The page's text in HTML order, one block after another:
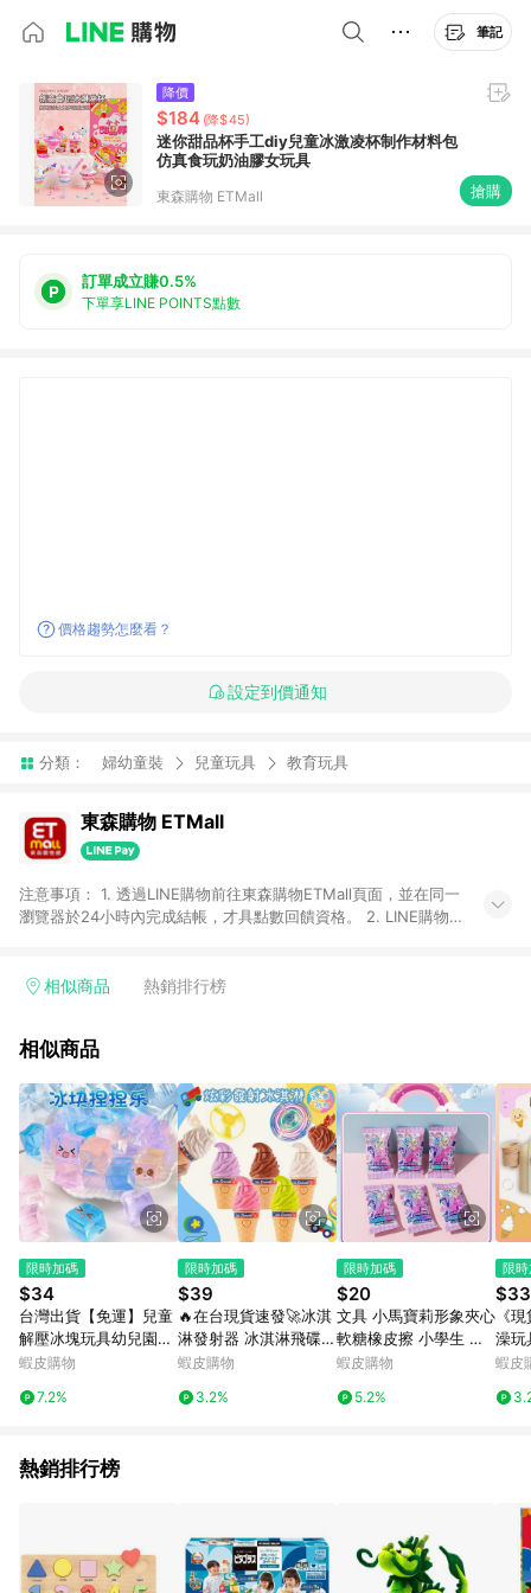
筆記
降價
$184 (降$45)
迷你甜品杯手工diy兒童冰激凌杯制作材料包
仿真食玩奶油膠女玩具
東森購物 ETMall 搶購
訂單成立賺0.5%
下單享LINE POINTS點數
價格趨勢怎麼看？
設定到價通知
分類： 婦幼童裝 兒童玩具 教育玩具
東森購物 ETMall
注意事項： 1. 透過LINE購物前往東森購物ETMall頁面，並在同一
瀏覽器於24小時內完成結帳，才具點數回饋資格。 2. LINE購物
單，皆不在點數回饋範圍內。 3. 如購買以下類別商品，將無法獲
球嚴選、商城、專案商品、「草莓網」全館商品。 4. 如取消訂
回饋。 5. 點數回饋會扣除所有折扣優惠後之最終發票金額計算，
實際回饋請依LINE購物通知為主。 6. 訂單如有使用東森購物
ETMall站內之折扣優惠(包含但不限於東森幣、樂透金、東森現金
券等)，不具點數回饋資格。詳細請依東森購物ETMall之結帳頁面
顯示為準。 7. LINE購物設有「單一商品最高回饋點數」機制(特
殊活動時開放「回饋無上限」)，以同一訂單中同一商品不論件數
計算，並依訂單成立時間當下LINE購物所設定的回饋機制為準。
如顯示之商品規格、顏色、價位、贈品與東森購物ETMall銷售網
頁不符，以銷售網頁標示為準。 9. 若有贈點爭議，請務必於訂單
日期+180天以內至LINE購物客服洽詢；若超過180天(含)以上進
行申訴，恕無法贈點回饋。 10. 部分點數紅包僅限指定商品使
用，或不適用於無回饋商品。各點數紅包之適用商品與使用條件
請依點數紅包頁面規則為準。
相似商品 熱銷排行榜
相似商品
限時加碼
$34
台灣出貨【免運】兒童
解壓冰塊玩具幼兒園創
意活動禮品減壓果凍發
蝦皮購物
7.2%
限時加碼
$39
🔥在台現貨速發🚀冰淇
淋發射器 冰淇淋飛碟
冰淇淋竹蜻蜓 冰淇淋造
飛天玩具
蝦皮購物
3.2%
限時加碼
$20
文具 小馬寶莉形象夾心
軟糖橡皮擦 小學生 盲
盒 可切橡皮擦 YZ330
蝦皮購物
5.2%
限
《
澡玩
泡機
神器
蝦皮
熱銷排行榜